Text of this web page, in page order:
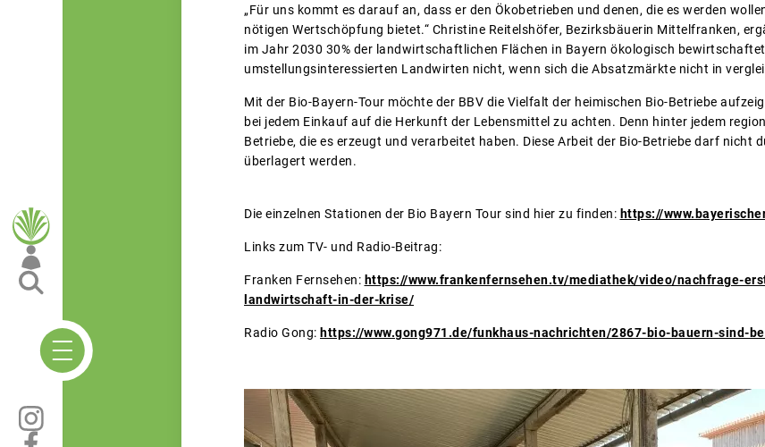
„Für uns kommt es darauf an, dass er den Ökobetrieben und denen, die es werden
nötigen Wertschöpfung bietet.“ Christine Reitelshöfer, Bezirksbäuerin Mittelfranken,
im Jahr 2030 30% der landwirtschaftlichen Flächen in Bayern ökologisch
umstellungsinteressierten Landwirten nicht, wenn sich die Absatzmärkte nicht in
Mit der Bio-Bayern-Tour möchte der BBV die Vielfalt der heimischen Bio-Betriebe
bei jedem Einkauf auf die Herkunft der Lebensmittel zu achten. Denn hinter jedem
Betriebe, die es erzeugt und verarbeitet haben. Diese Arbeit der Bio-Betriebe darf nicht
überlagert werden.
Die einzelnen Stationen der Bio Bayern Tour sind hier zu finden: https://
Links zum TV- und Radio-Beitrag:
Franken Fernsehen: https://www.frankenfernsehen.tv/mediathek/video/nachfrage-
landwirtschaft-in-der-krise/
Radio Gong: https://www.gong971.de/funkhaus-nachrichten/2867-bio-bauern-sind-